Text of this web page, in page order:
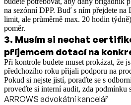
na sezónní DPP. Buď s ním přejdete na
limit, ale průměrně max. 20 hodin
poměr.
3. Musím si nechat
příjemcem dotací na
Při kontrole budete muset prokázat, že
předchozího roku přijali podporu na
Pokud si nejste jistí, poraďte se s
proveďte si interní audit, zda podmínku
ARROWS advokátní kancelář